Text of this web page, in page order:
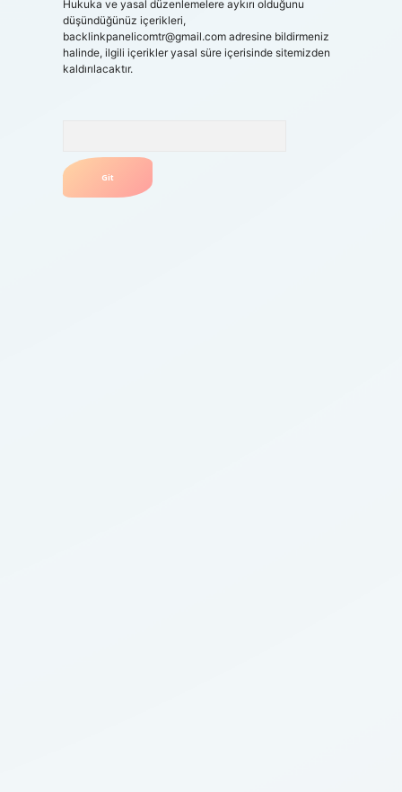
Hukuka ve yasal düzenlemelere aykırı olduğunu
düşündüğünüz içerikleri,
backlinkpanelicomtr@gmail.comadresine bildirmeniz
halinde, ilgili içerikler yasal süre içerisinde sitemizden
kaldırılacaktır.